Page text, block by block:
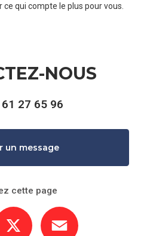
qui compte le plus pour vous.
NOUS
27 65 96
un message
cette page